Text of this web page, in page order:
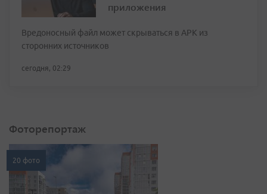
приложения
Вредоносный файл может скрываться в APK из
сторонних источников
сегодня, 02:29
Фоторепортаж
20 фото